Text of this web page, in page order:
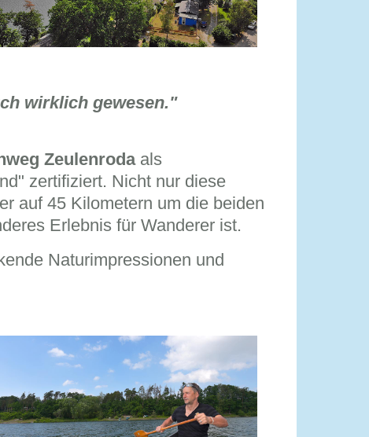
wirklich gewesen."
Zeulenrodaals
zertifiziert. Nicht nur diese
auf 45 Kilometern um die beiden
Erlebnis für Wanderer ist.
Naturimpressionen und